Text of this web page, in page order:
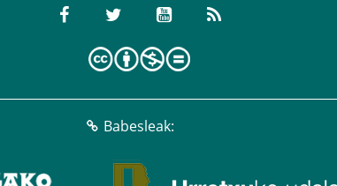
Babesleak: